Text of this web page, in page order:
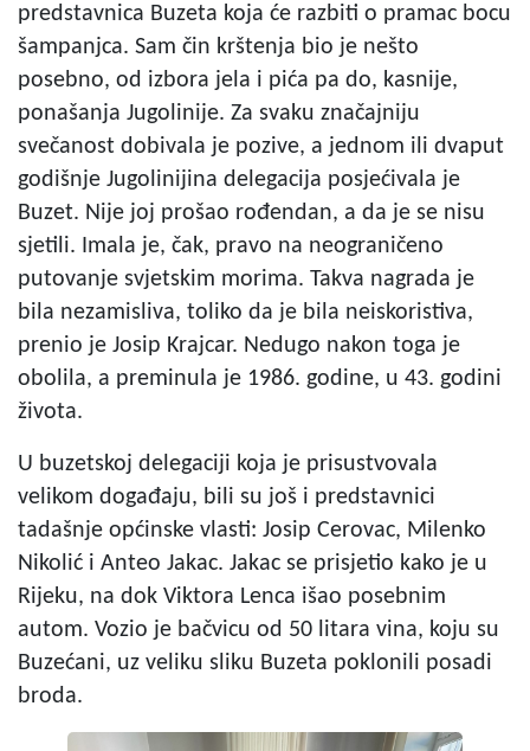
predstavnica Buzeta koja će razbiti o pramac bocu
šampanjca. Sam čin krštenja bio je nešto
posebno, od izbora jela i pića pa do, kasnije,
ponašanja Jugolinije. Za svaku značajniju
svečanost dobivala je pozive, a jednom ili dvaput
godišnje Jugolinijina delegacija posjećivala je
Buzet. Nije joj prošao rođendan, a da je se nisu
sjetili. Imala je, čak, pravo na neograničeno
putovanje svjetskim morima. Takva nagrada je
bila nezamisliva, toliko da je bila neiskoristiva,
prenio je Josip Krajcar. Nedugo nakon toga je
obolila, a preminula je 1986. godine, u 43. godini
života.
U buzetskoj delegaciji koja je prisustvovala
velikom događaju, bili su još i predstavnici
tadašnje općinske vlasti: Josip Cerovac, Milenko
Nikolić i Anteo Jakac. Jakac se prisjetio kako je u
Rijeku, na dok Viktora Lenca išao posebnim
autom. Vozio je bačvicu od 50 litara vina, koju su
Buzećani, uz veliku sliku Buzeta poklonili posadi
broda.